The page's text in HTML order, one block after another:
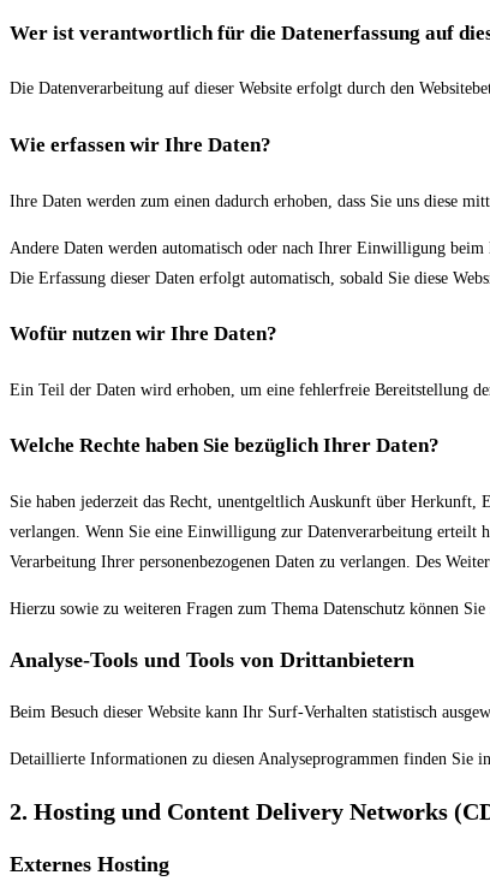
Wer ist verantwortlich für die Datenerfassung auf
Die Datenverarbeitung auf dieser Website erfolgt durch den
Wie erfassen wir Ihre Daten?
Ihre Daten werden zum einen dadurch erhoben, dass Sie uns diese
Andere Daten werden automatisch oder nach Ihrer Einwilligung beim
Die Erfassung dieser Daten erfolgt automatisch, sobald Sie diese
Wofür nutzen wir Ihre Daten?
Ein Teil der Daten wird erhoben, um eine fehlerfreie Bereitstellung
Welche Rechte haben Sie bezüglich Ihrer Daten?
Sie haben jederzeit das Recht, unentgeltlich Auskunft über Herkunft,
verlangen. Wenn Sie eine Einwilligung zur Datenverarbeitung erteilt
Verarbeitung Ihrer personenbezogenen Daten zu verlangen. Des
Hierzu sowie zu weiteren Fragen zum Thema Datenschutz können
Analyse-Tools und Tools von Dritt­anbietern
Beim Besuch dieser Website kann Ihr Surf-Verhalten statistisch
Detaillierte Informationen zu diesen Analyseprogrammen finden Sie
2. Hosting und Content Delivery Networks
Externes Hosting